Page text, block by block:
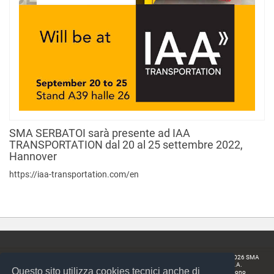
Questo sito utilizza cookies tecnici anche di
SMA SERBATOI sarà presente ad IAA
TRANSPORTATION dal 20 al 25 settembre 2022,
Hannover
https://iaa-transportation.com/en
Prodotti
Fax +39 0521 645255
Copyright 2026 SMA
Serbatoi S.p.A.
Tutti i diritti sono